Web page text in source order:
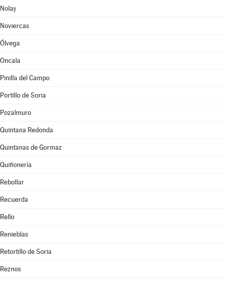
Nolay
Noviercas
Ólvega
Oncala
Pinilla del Campo
Portillo de Soria
Pozalmuro
Quintana Redonda
Quintanas de Gormaz
Quiñonería
Rebollar
Recuerda
Rello
Renieblas
Retortillo de Soria
Reznos